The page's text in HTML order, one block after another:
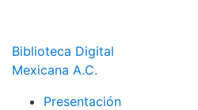
Biblioteca Digital
Mexicana A.C.
Presentación